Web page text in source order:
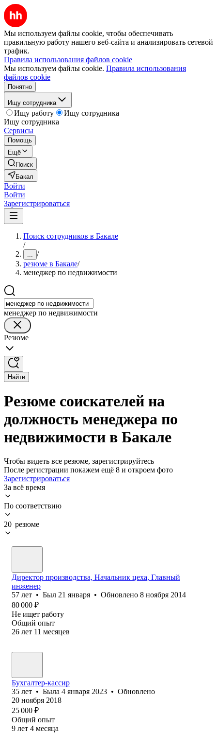
Мы используем файлы cookie, чтобы обеспечивать
правильную работу нашего веб-сайта и анализировать сетевой
трафик.
Правила использования файлов cookie
Мы используем файлы cookie. Правила использования
файлов cookie
Понятно
Ищу сотрудника
Ищу работу
Ищу сотрудника
Ищу сотрудника
Сервисы
Помощь
Ещё
Поиск
Бакал
Войти
Войти
Зарегистрироваться
Поиск сотрудников в Бакале
/
... /
резюме в Бакале/
менеджер по недвижимости
менеджер по недвижимости
Резюме
Найти
Резюме соискателей на
должность менеджера по
недвижимости в Бакале
Чтобы видеть все резюме, зарегистрируйтесь
После регистрации покажем ещё 8 и откроем фото
Зарегистрироваться
За всё время
По соответствию
20 резюме
Директор производства, Начальник цеха, Главный
инженер
57 лет • Был 21 января • Обновлено 8 ноября 2014
80 000 ₽
Не ищет работу
Общий опыт
26 лет 11 месяцев
Бухгалтер-кассир
35 лет • Была 4 января 2023 • Обновлено
20 ноября 2018
25 000 ₽
Общий опыт
9 лет 4 месяца